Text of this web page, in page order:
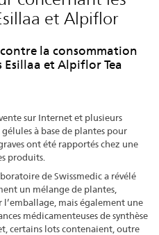
et Alpiflor
la consommation
et Alpiflor Tea
sur Internet et plusieurs
à base de plantes pour
ont été rapportés chez une
produits.
de Swissmedic a révélé
un mélange de plantes,
mais également une
médicamenteuses de synthèse
certains lots contenaient, outre